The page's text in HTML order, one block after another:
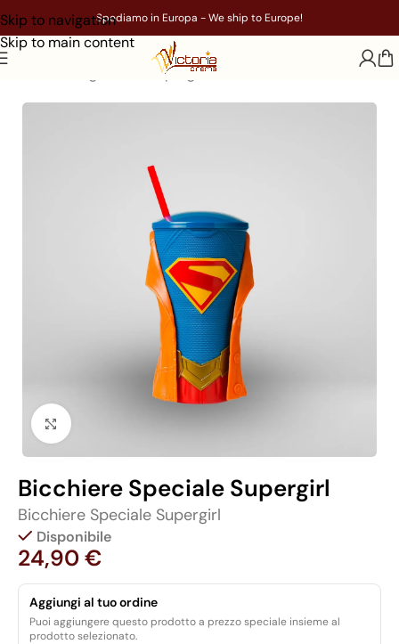
Skip to navigation
Skip to main content
Spediamo in Europa - We ship to Europe!
Supergirl
Click to enlarge
Bicchiere Speciale Supergirl
Bicchiere Speciale Supergirl
Disponibile
24,90€
Aggiungi al tuo ordine
Puoi aggiungere questo prodotto a prezzo speciale insieme al
prodotto selezionato.